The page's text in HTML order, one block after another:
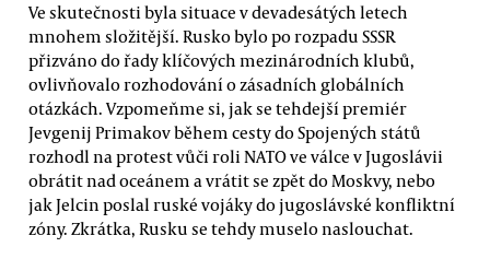
Ve skutečnosti byla situace v devadesátých letech
mnohem složitější. Rusko bylo po rozpadu SSSR
přizváno do řady klíčových mezinárodních klubů,
ovlivňovalo rozhodování o zásadních globálních
otázkách. Vzpomeňme si, jak se tehdejší premiér
Jevgenij Primakov během cesty do Spojených států
rozhodl na protest vůči roli NATO ve válce v Jugoslávii
obrátit nad oceánem a vrátit se zpět do Moskvy, nebo
jak Jelcin poslal ruské vojáky do jugoslávské konfliktní
zóny. Zkrátka, Rusku se tehdy muselo naslouchat.